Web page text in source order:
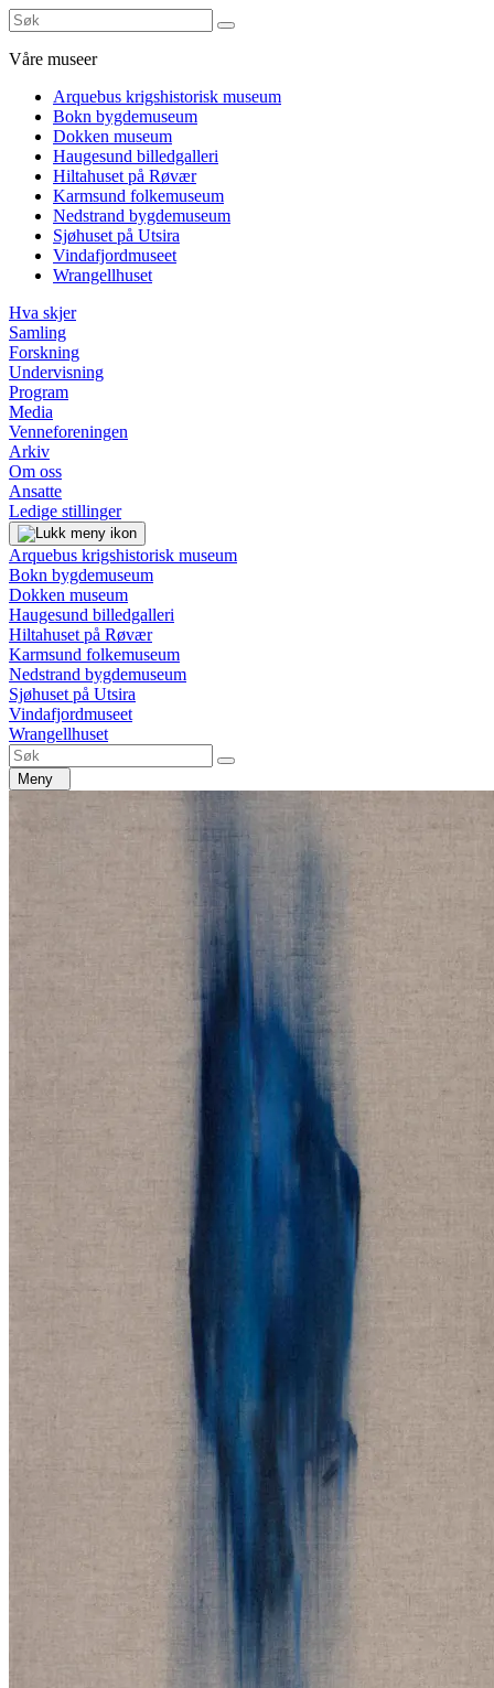
Våre museer
Arquebus krigshistorisk museum
Bokn bygdemuseum
Dokken museum
Haugesund billedgalleri
Hiltahuset på Røvær
Karmsund folkemuseum
Nedstrand bygdemuseum
Sjøhuset på Utsira
Vindafjordmuseet
Wrangellhuset
Hva skjer
Samling
Forskning
Undervisning
Program
Media
Venneforeningen
Arkiv
Om oss
Ansatte
Ledige stillinger
Arquebus krigshistorisk museum
Bokn bygdemuseum
Dokken museum
Haugesund billedgalleri
Hiltahuset på Røvær
Karmsund folkemuseum
Nedstrand bygdemuseum
Sjøhuset på Utsira
Vindafjordmuseet
Wrangellhuset
Meny